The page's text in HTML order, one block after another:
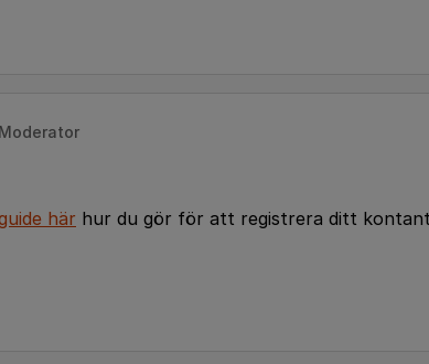
här hur du gör för att registrera ditt